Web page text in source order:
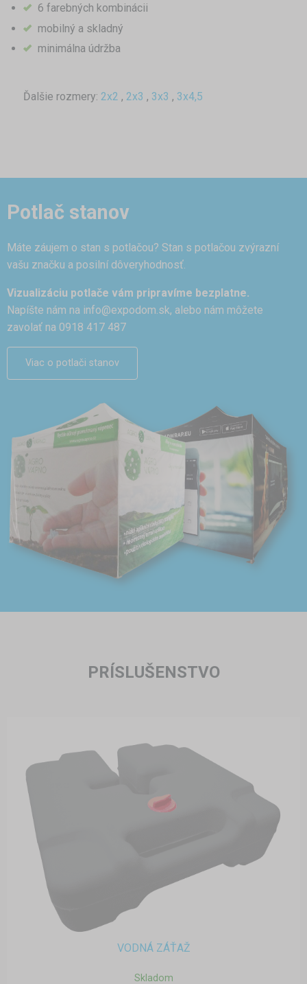
6 farebných kombinácii
mobilný a skladný
minimálna údržba
Ďalšie rozmery: 2x2 , 2x3 , 3x3 , 3x4,5
Potlač stanov
Máte záujem o stan s potlačou? Stan s potlačou zvýrazní
vašu značku a posilní dôveryhodnosť.
Vizualizáciu potlače vám pripravíme bezplatne.
Napíšte nám na info@expodom.sk, alebo nám môžete
zavolať na 0918 417 487
Viac o potlači stanov
PRÍSLUŠENSTVO
VODNÁ ZÁŤAŽ
Skladom